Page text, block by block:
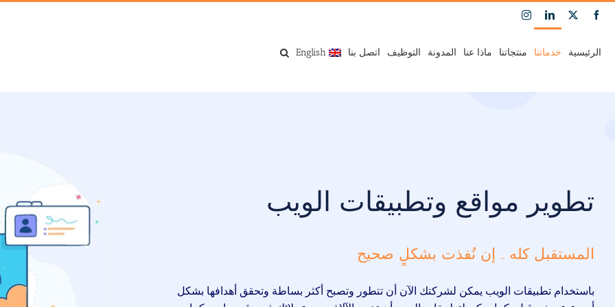
Skip
Facebook
X
LinkedIn
Instagram
الرئيسية خدماتنا منتجاتنا ماذا عنا المدونة التوظيف اتصل بنا English
تطوير مواقع وتطبيقات الويب
المستقبل كله .. إن نُفذت بشكلٍ صحيح
باستخدام تطبيقات الويب يمكن لشركتك الآن أن تتطور وتصبح أكثر بساطة وتحقق أهدافها بشكل